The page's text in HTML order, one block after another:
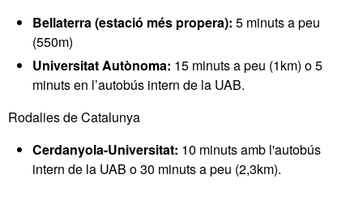
Bellaterra(estació més propera): 5 minuts a peu
(550m)
Universitat Autònoma: 15 minuts a peu (1km) o 5
minuts en l’autobús intern de la UAB.
Rodalies de Catalunya
Cerdanyola-Universitat: 10 minuts amb l'autobús
intern de la UAB o 30 minuts a peu (2,3km).